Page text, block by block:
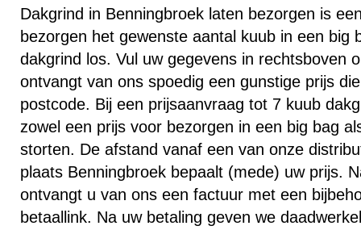
Dakgrind in Benningbroek laten bezorgen is
bezorgen het gewenste aantal kuub in een big
dakgrind los. Vul uw gegevens in rechtsboven
ontvangt van ons spoedig een gunstige prijs
postcode. Bij een prijsaanvraag tot 7 kuub
zowel een prijs voor bezorgen in een big bag
storten. De afstand vanaf een van onze
plaats Benningbroek bepaalt (mede) uw prijs.
ontvangt u van ons een factuur met een
betaallink. Na uw betaling geven we